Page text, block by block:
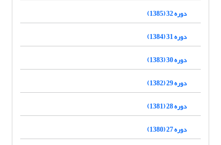
دوره 32 (1385)
دوره 31 (1384)
دوره 30 (1383)
دوره 29 (1382)
دوره 28 (1381)
دوره 27 (1380)